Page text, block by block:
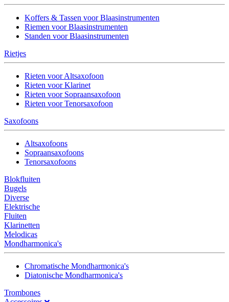
Koffers & Tassen voor Blaasinstrumenten
Riemen voor Blaasinstrumenten
Standen voor Blaasinstrumenten
Rietjes
Rieten voor Altsaxofoon
Rieten voor Klarinet
Rieten voor Sopraansaxofoon
Rieten voor Tenorsaxofoon
Saxofoons
Altsaxofoons
Sopraansaxofoons
Tenorsaxofoons
Blokfluiten
Bugels
Diverse
Elektrische
Fluiten
Klarinetten
Melodicas
Mondharmonica's
Chromatische Mondharmonica's
Diatonische Mondharmonica's
Trombones